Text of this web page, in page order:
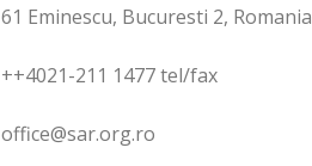
61 Eminescu, Bucuresti 2, Romania
++4021-211 1477 tel/fax
office@sar.org.ro